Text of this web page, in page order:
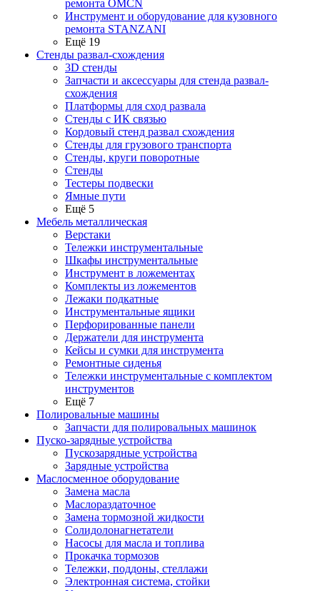
ремонта OMCN
Инструмент и оборудование для кузовного
ремонта STANZANI
Ещё 19
Стенды развал-схождения
3D стенды
Запчасти и аксессуары для стенда развал-
схождения
Платформы для сход развала
Стенды с ИК связью
Кордовый стенд развал схождения
Стенды для грузового транспорта
Стенды, круги поворотные
Стенды
Тестеры подвески
Ямные пути
Ещё 5
Мебель металлическая
Верстаки
Тележки инструментальные
Шкафы инструментальные
Инструмент в ложементах
Комплекты из ложементов
Лежаки подкатные
Инструментальные ящики
Перфорированные панели
Держатели для инструмента
Кейсы и сумки для инструмента
Ремонтные сиденья
Тележки инструментальные с комплектом
инструментов
Ещё 7
Полировальные машины
Запчасти для полировальных машинок
Пуско-зарядные устройства
Пускозарядные устройства
Зарядные устройства
Маслосменное оборудование
Замена масла
Маслораздаточное
Замена тормозной жидкости
Солидолонагнетатели
Насосы для масла и топлива
Прокачка тормозов
Тележки, поддоны, стеллажи
Электронная система, стойки